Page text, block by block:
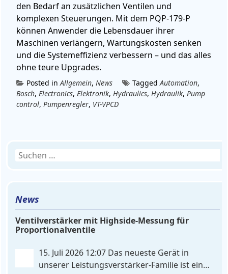
den Bedarf an zusätzlichen Ventilen und
komplexen Steuerungen. Mit dem PQP-179-P
können Anwender die Lebensdauer ihrer
Maschinen verlängern, Wartungskosten senken
und die Systemeffizienz verbessern – und das alles
ohne teure Upgrades.
Posted inAllgemein, News TaggedAutomation,
Bosch, Electronics, Elektronik, Hydraulics, Hydraulik, Pump
control, Pumpenregler, VT-VPCD
Suchen
News
Ventilverstärker mit Highside-Messung für
Proportionalventile
15. Juli 2026 12:07 Das neueste Gerät in
unserer Leistungsverstärker-Familie ist ein